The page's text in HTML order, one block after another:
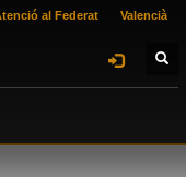
al Federat Valencià